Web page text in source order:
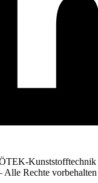
Rechte vorbehalten